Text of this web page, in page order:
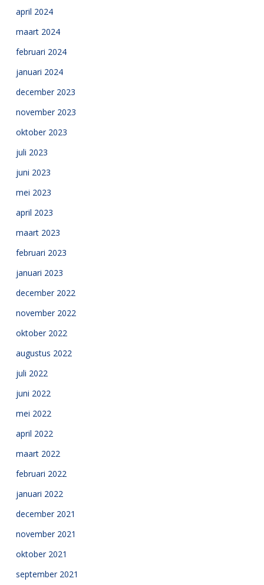
april 2024
maart 2024
februari 2024
januari 2024
december 2023
november 2023
oktober 2023
juli 2023
juni 2023
mei 2023
april 2023
maart 2023
februari 2023
januari 2023
december 2022
november 2022
oktober 2022
augustus 2022
juli 2022
juni 2022
mei 2022
april 2022
maart 2022
februari 2022
januari 2022
december 2021
november 2021
oktober 2021
september 2021